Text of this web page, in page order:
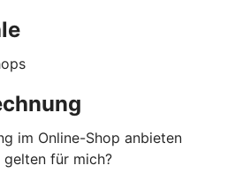
im Online-Shop anbieten
gelten für mich?